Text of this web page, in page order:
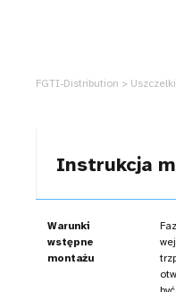
FGTI-Distribution >
Instrukcja
Warunki
wstępne
montażu